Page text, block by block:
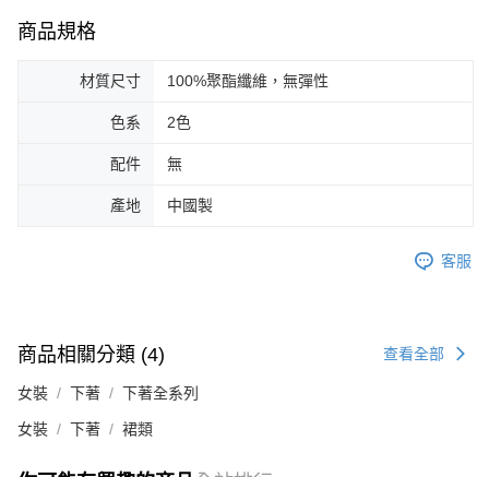
商品規格
材質尺寸 100%聚酯纖維，無彈性
色系 2色
配件 無
產地 中國製
客服
商品相關分類 (4) 查看全部
女裝 下著 下著全系列
女裝 下著 裙類